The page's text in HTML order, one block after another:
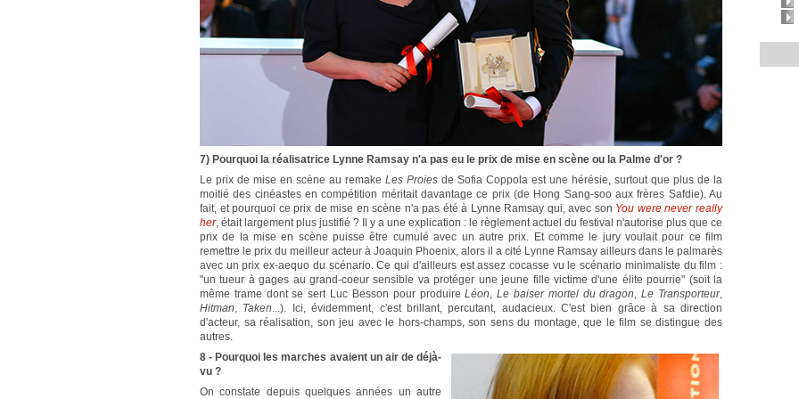
7) Pourquoi la réalisatrice Lynne Ramsay n'a pas eu le prix de mise en scène ou la Palme d'or ?
Le prix de mise en scène au remake Les Proies de Sofia Coppola est une hérésie, surtout que plus de la
moitié des cinéastes en compétition méritait davantage ce prix (de Hong Sang-soo aux frères Safdie). Au
fait, et pourquoi ce prix de mise en scène n'a pas été à Lynne Ramsay qui, avec son You were never really
her, était largement plus justifié ? Il y a une explication : le règlement actuel du festival n'autorise plus que ce
prix de la mise en scène puisse être cumulé avec un autre prix. Et comme le jury voulait pour ce film
remettre le prix du meilleur acteur à Joaquin Phoenix, alors il a cité Lynne Ramsay ailleurs dans le palmarès
avec un prix ex-aequo du scénario. Ce qui d'ailleurs est assez cocasse vu le scénario minimaliste du film :
"un tueur à gages au grand-coeur sensible va protéger une jeune fille victime d'une élite pourrie" (soit la
même trame dont se sert Luc Besson pour produireLéon,Le baiser mortel du dragon,Le Transporteur,
Hitman, Taken...). Ici, évidemment, c'est brillant, percutant, audacieux. C'est bien grâce à sa direction
d'acteur, sa réalisation, son jeu avec le hors-champs, son sens du montage, que le film se distingue des
autres.
8 - Pourquoi les marches avaient un air de déjà-
vu ?
On constate depuis quelques années un autre